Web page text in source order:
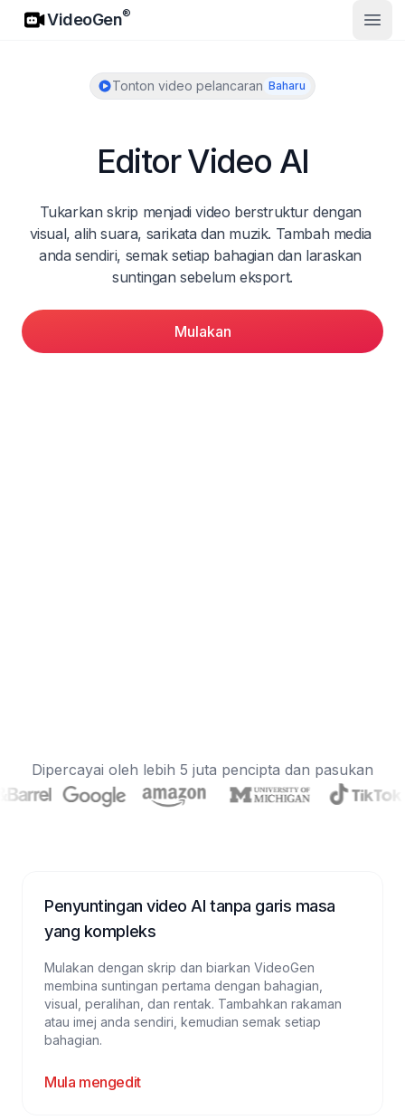
VideoGen
VideoGen®
Buka
Tonton video pelancaran Baharu
Editor Video AI
Tukarkan skrip menjadi video berstruktur dengan
visual, alih suara, sarikata dan muzik. Tambah media
anda sendiri, semak setiap bahagian dan laraskan
suntingan sebelum eksport.
Mulakan
Dipercayai oleh lebih 5 juta pencipta dan pasukan
Penyuntingan video AI tanpa garis masa
yang kompleks
Mulakan dengan skrip dan biarkan VideoGen
membina suntingan pertama dengan bahagian,
visual, peralihan, dan rentak. Tambahkan rakaman
atau imej anda sendiri, kemudian semak setiap
bahagian.
Mula mengedit